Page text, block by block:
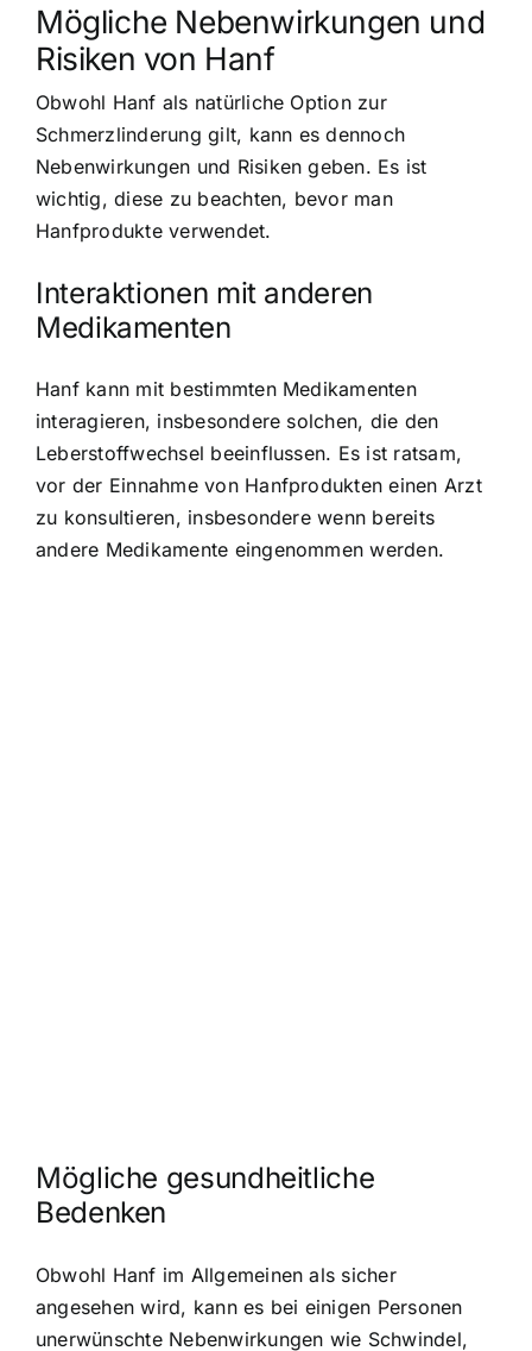
Mögliche Nebenwirkungen und
Risiken von Hanf
Obwohl Hanf als natürliche Option zur
Schmerzlinderung gilt, kann es dennoch
Nebenwirkungen und Risiken geben. Es ist
wichtig, diese zu beachten, bevor man
Hanfprodukte verwendet.
Interaktionen mit anderen
Medikamenten
Hanf kann mit bestimmten Medikamenten
interagieren, insbesondere solchen, die den
Leberstoffwechsel beeinflussen. Es ist ratsam,
vor der Einnahme von Hanfprodukten einen Arzt
zu konsultieren, insbesondere wenn bereits
andere Medikamente eingenommen werden.
Mögliche gesundheitliche
Bedenken
Obwohl Hanf im Allgemeinen als sicher
angesehen wird, kann es bei einigen Personen
unerwünschte Nebenwirkungen wie Schwindel,